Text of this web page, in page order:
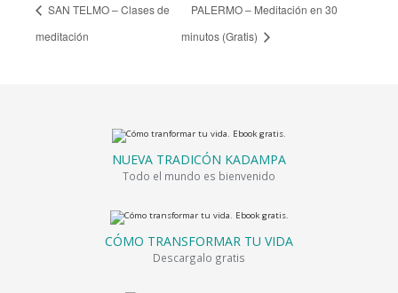
SAN TELMO – Clases de
meditación
PALERMO – Meditación en 30
minutos (Gratis)
NUEVA TRADICÓN KADAMPA
Todo el mundo es bienvenido
CÓMO TRANSFORMAR TU VIDA
Descargalo gratis